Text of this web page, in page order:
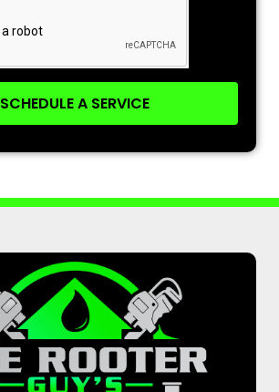
SCHEDULE A SERVICE